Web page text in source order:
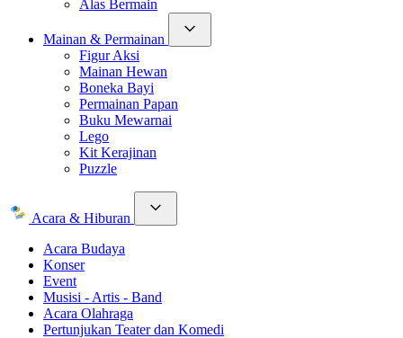
Alas Bermain
Mainan & Permainan
Figur Aksi
Mainan Hewan
Boneka Bayi
Permainan Papan
Buku Mewarnai
Lego
Kit Kerajinan
Puzzle
Acara & Hiburan
Acara Budaya
Konser
Event
Musisi - Artis - Band
Acara Olahraga
Pertunjukan Teater dan Komedi